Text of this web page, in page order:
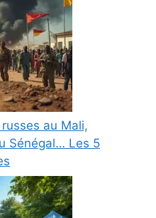
au Mali,
Sénégal… Les 5